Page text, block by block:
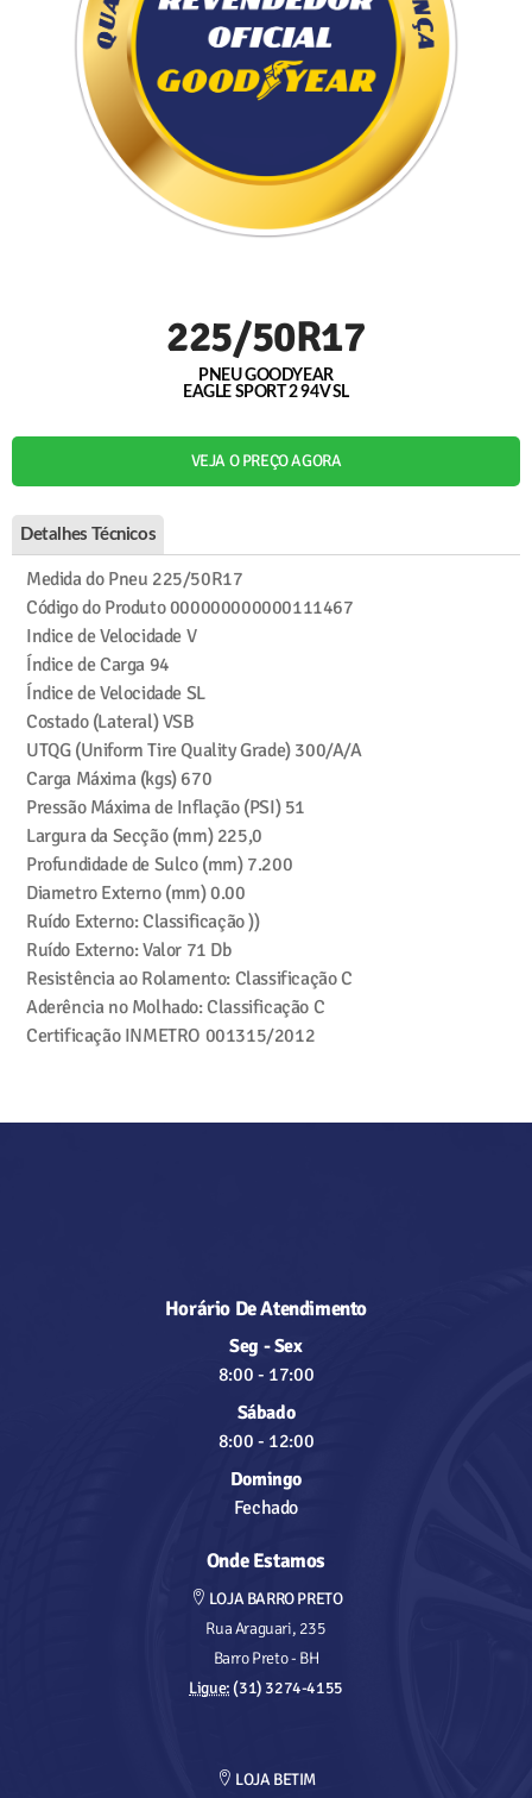
225/50R17
PNEU GOODYEAR
EAGLE SPORT 2 94V SL
VEJA O PREÇO AGORA
Detalhes Técnicos
Medida do Pneu 225/50R17
Código do Produto000000000000111467
Indice de Velocidade V
Índice de Carga 94
Índice de Velocidade SL
Costado (Lateral)VSB
UTQG (Uniform Tire Quality Grade) 300/A/A
Carga Máxima (kgs) 670
Pressão Máxima de Inflação (PSI) 51
Largura da Secção (mm) 225,0
Profundidade de Sulco (mm) 7.200
Diametro Externo (mm)0.00
Ruído Externo: Classificação))
Ruído Externo: Valor 71 Db
Resistência ao Rolamento: ClassificaçãoC
Aderência no Molhado: Classificação C
Certificação INMETRO 001315/2012
Horário De Atendimento
Seg - Sex
8:00 - 17:00
Sábado
8:00 - 12:00
Domingo
Fechado
Onde Estamos
LOJA BARRO PRETO
Rua Araguari, 235
Barro Preto - BH
Ligue:(31) 3274-4155
LOJA BETIM